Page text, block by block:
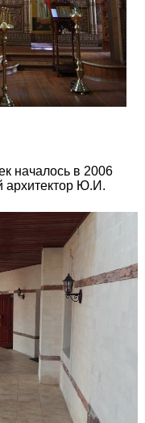
началось в 2006
архитектор Ю.И.